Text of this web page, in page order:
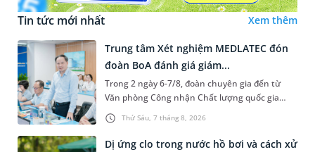
Tin tức mới nhất Xem thêm
Thứ Sáu, 7 tháng 8, 2026
Trung tâm Xét nghiệm MEDLATEC đón
đoàn BoA đánh giá giám...
Trong 2 ngày 6-7/8, đoàn chuyên gia đến từ
Văn phòng Công nhận Chất lượng quốc gia
(BoA) đã ghi nhận và đánh giá cao nỗ lực duy trì
hệ thống quản lý chất lượ...
Dị ứng clo trong nước hồ bơi và cách xử